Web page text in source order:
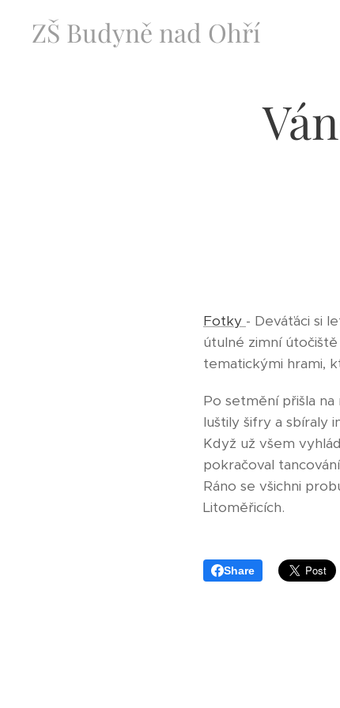
ZŠ Budyně nad Ohří
Fotky - Deváťáci si
útulné zimní
tematickými hrami,
Po setmění přišla
luštily šifry a sbíraly
Když už všem
pokračoval
Ráno se všichni
Litoměřicích.
Share